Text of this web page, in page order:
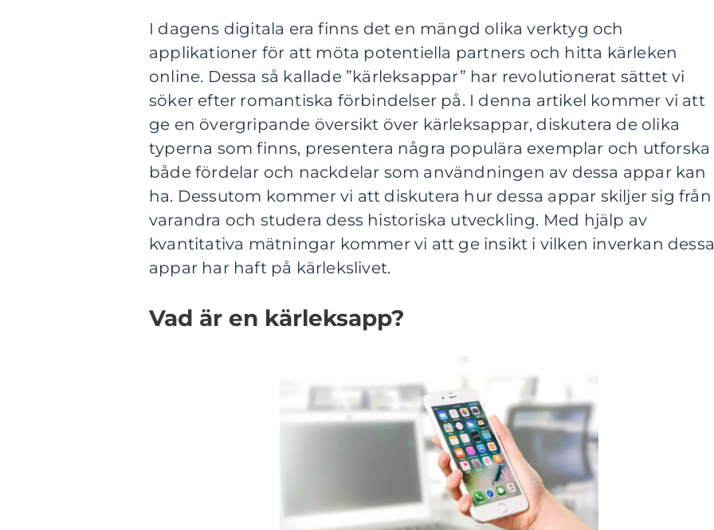
I dagens digitala era finns det en mängd olika verktyg och
applikationer för att möta potentiella partners och hitta kärleken
online. Dessa så kallade ”kärleksappar” har revolutionerat sättet vi
söker efter romantiska förbindelser på. I denna artikel kommer vi att
ge en övergripande översikt över kärleksappar, diskutera de olika
typerna som finns, presentera några populära exemplar och utforska
både fördelar och nackdelar som användningen av dessa appar kan
ha. Dessutom kommer vi att diskutera hur dessa appar skiljer sig från
varandra och studera dess historiska utveckling. Med hjälp av
kvantitativa mätningar kommer vi att ge insikt i vilken inverkan dessa
appar har haft på kärlekslivet.
Vad är en kärleksapp?